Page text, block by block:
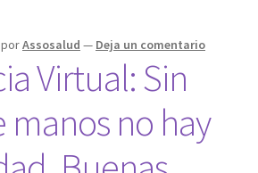
porAssosalud — Deja un comentario
Virtual: Sin
manos no hay